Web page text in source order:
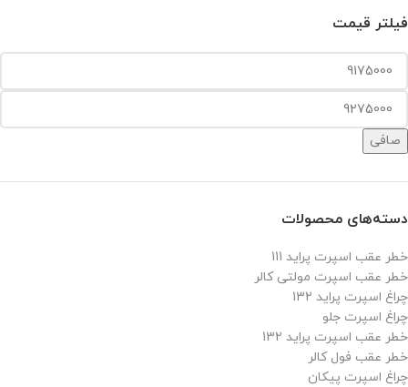
فیلتر قیمت
صافی
دسته‌های محصولات
خطر عقب اسپرت پراید 111
خطر عقب اسپرت مولتی کالر
چراغ اسپرت پراید 132
چراغ اسپرت جلو
خطر عقب اسپرت پراید 132
خطر عقب فول کالر
چراغ اسپرت پیکان